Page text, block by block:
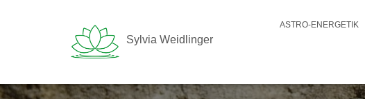
Sylvia Weidlinger
ASTRO-ENERGETIK